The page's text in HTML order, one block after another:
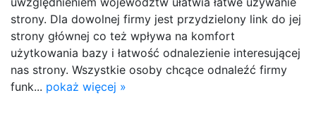
strony. Dla dowolnej firmy jest przydzielony link do jej
strony głównej co też wpływa na komfort
użytkowania bazy i łatwość odnalezienie interesującej
nas strony. Wszystkie osoby chcące odnaleźć firmy
funk... pokaż więcej »